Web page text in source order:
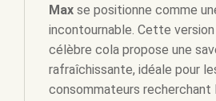
Max se positionne comme
incontournable. Cette
célèbre cola propose une
rafraîchissante, idéale pour
consommateurs recherchant